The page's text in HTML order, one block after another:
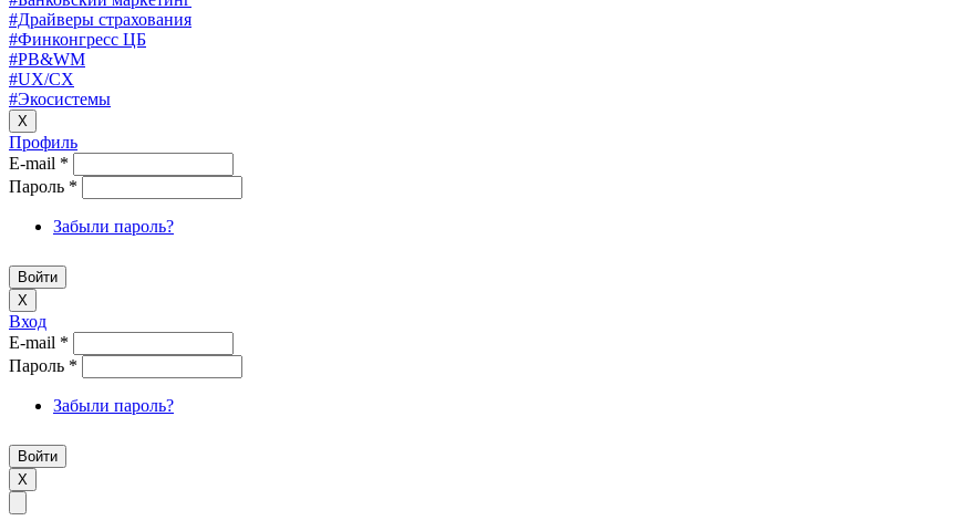
#Драйверы страхования
#Финконгресс ЦБ
#PB&WM
#UX/CX
#Экосистемы
X
Профиль
E-mail *
Пароль *
Забыли пароль?
X
Вход
E-mail *
Пароль *
Забыли пароль?
X